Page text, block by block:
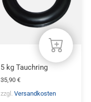
5 kg Tauchring
35,90 €
zzgl. Versandkosten